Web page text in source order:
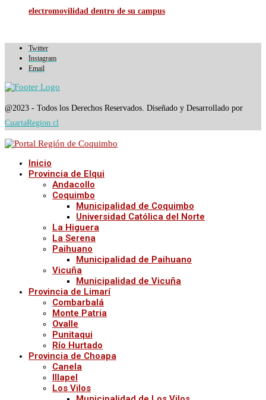
electromovilidad dentro de su campus
Twitter
Instagram
Email
@2023 - Todos los Derechos Reservados. Diseñado y Desarrollado por
CuartaRegion.cl
Inicio
Provincia de Elqui
Andacollo
Coquimbo
Municipalidad de Coquimbo
Universidad Católica del Norte
La Higuera
La Serena
Paihuano
Municipalidad de Paihuano
Vicuña
Municipalidad de Vicuña
Provincia de Limarí
Combarbalá
Monte Patria
Ovalle
Punitaqui
Río Hurtado
Provincia de Choapa
Canela
Illapel
Los Vilos